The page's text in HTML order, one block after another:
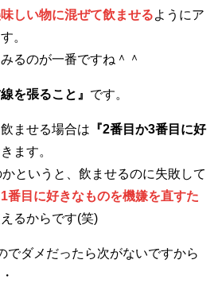
しい物に混ぜて飲ませるようにア
。
るのが一番ですね＾＾
線を張ること』 です。
ませる場合は 『2番目か3番目に好
ます。
というと、飲ませるのに失敗して
1番目に好きなものを機嫌を直すた
るからです(笑)
でダメだったら次がないですから